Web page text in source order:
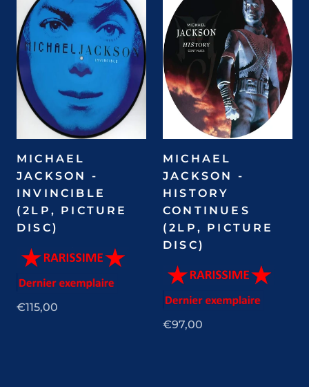
MICHAEL
JACKSON -
INVINCIBLE
(2LP, PICTURE
DISC)
€115,00
MICHAEL
JACKSON -
HISTORY
CONTINUES
(2LP, PICTURE
DISC)
€97,00